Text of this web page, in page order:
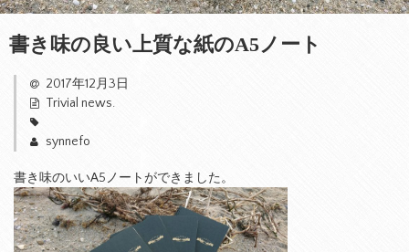
書き味の良い上質な紙のA5ノート
2017年12月3日
Trivial news.
synnefo
書き味のいいA5ノートができました。